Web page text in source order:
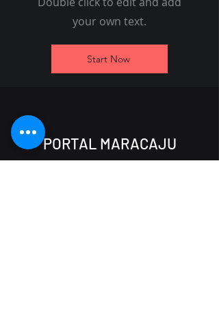
your own text.
Start Now
PORTAL MARACAJU